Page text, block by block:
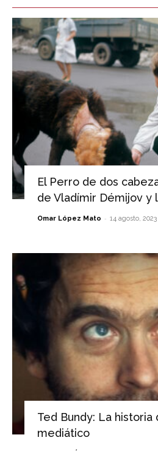
El Perro de dos
de Vladímir Démijov y
Omar López Mato - 14 agosto, 2023
Ted Bundy: La historia
mediático